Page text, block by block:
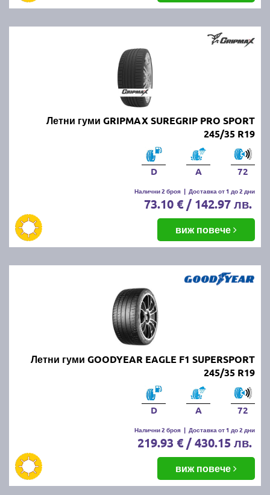
Летни гуми GRIPMAX SUREGRIP PRO SPORT
245/35 R19
D A 72
Налични 2 броя | Доставка от 1 до 2 дни
73.10 € / 142.97 лв.
виж повече
Летни гуми GOODYEAR EAGLE F1 SUPERSPORT
245/35 R19
D A 72
Налични 2 броя | Доставка от 1 до 2 дни
219.93 € / 430.15 лв.
виж повече